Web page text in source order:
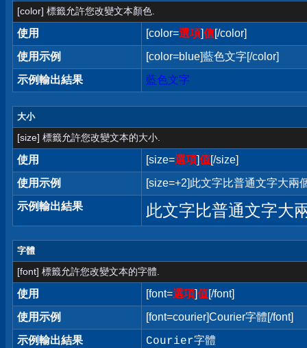
[color] 標籤允許您改變文本顏色.
使用 [color=選項]值[/color]
使用示例
[color=blue]藍色文字[/color]
示例輸出結果
藍色文字
大小
[size] 標籤允許您改變文本的大小.
使用 [size=選項]值[/size]
使用示例
[size=+2]此文字比普通文字大兩
示例輸出結果
此文字比普通文字大
字體
[font] 標籤允許您改變文本的字體.
使用 [font=選項]值[/font]
使用示例
[font=courier]Courier字體[/font]
示例輸出結果
Courier字體